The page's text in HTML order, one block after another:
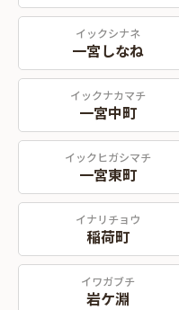
イックシナネ
一宮しなね
イックナカマチ
一宮中町
イックヒガシマチ
一宮東町
イナリチョウ
稲荷町
イワガブチ
岩ケ淵